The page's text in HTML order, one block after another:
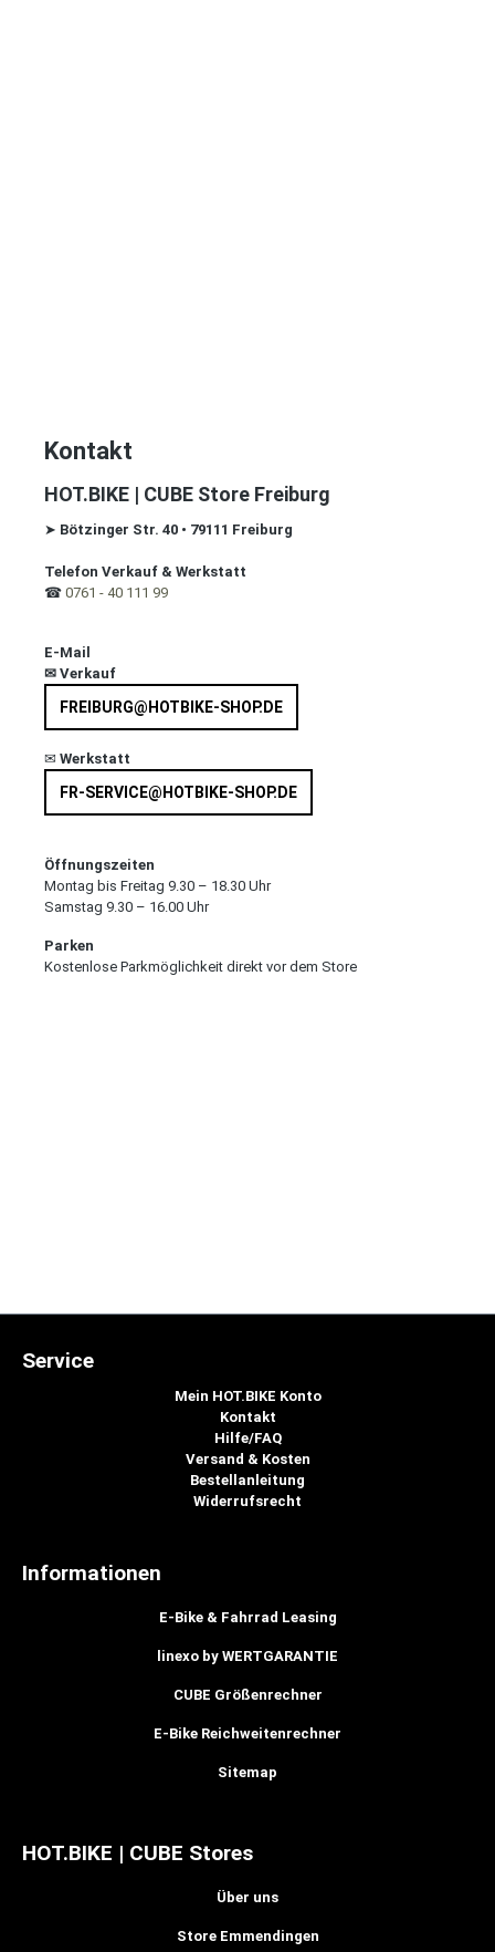
Kontakt
HOT.BIKE | CUBE Store Freiburg
➤ Bötzinger Str. 40 • 79111 Freiburg
Telefon Verkauf & Werkstatt
☎ 0761 - 40 111 99
E-Mail
✉ Verkauf
FREIBURG@HOTBIKE-SHOP.DE
✉ Werkstatt
FR-SERVICE@HOTBIKE-SHOP.DE
Öffnungszeiten
Montag bis Freitag 9.30 – 18.30 Uhr
Samstag 9.30 – 16.00 Uhr
Parken
Kostenlose Parkmöglichkeit direkt vor dem Store
Service
Mein HOT.BIKE Konto
Kontakt
Hilfe/FAQ
Versand & Kosten
Bestellanleitung
Widerrufsrecht
Informationen
E-Bike & Fahrrad Leasing
linexo by WERTGARANTIE
CUBE Größenrechner
E-Bike Reichweitenrechner
Sitemap
HOT.BIKE | CUBE Stores
Über uns
Store Emmendingen